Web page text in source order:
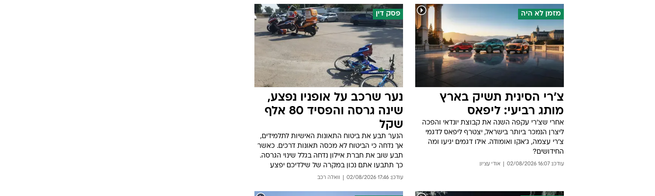
מזמן לא היה
צ'רי הסינית תשיק בארץ
מותג רביעי: ליפאס
אחרי שצ'רי עקפה השנה את קבוצת יונדאי והפכה
ליצרן הנמכר ביותר בישראל, יצטרף ליפאס לדגמי
צ'רי עצמה, ג'אקו ואומודה. אילו דגמים יגיעו ומה
החידושים?
עודכן: 16:07 02/08/2026 אודי עציון
פסק דין
נער שרכב על אופניו נפצע,
שינה גרסה והפסיד 80 אלף
שקל
הנער תבע את ביטוח התאונות האישיות לתלמידים,
אך נדחה כי הביטוח לא מכסה תאונות דרכים. כאשר
תבע שוב את חברת איילון נדחה בגלל שינוי הגרסה.
כך תתבעו אתם נכון במקרה של שילדיכם יפצע
עודכן: 17:46 02/08/2026 וואלה רכב